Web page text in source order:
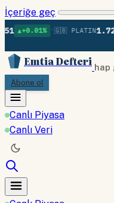
İçeriğe geç
• 🇬🇧 PLATIN1.726 ▲+0.21%
Emtia Defteri hap
Abone ol
Canlı Piyasa
Canlı Veri